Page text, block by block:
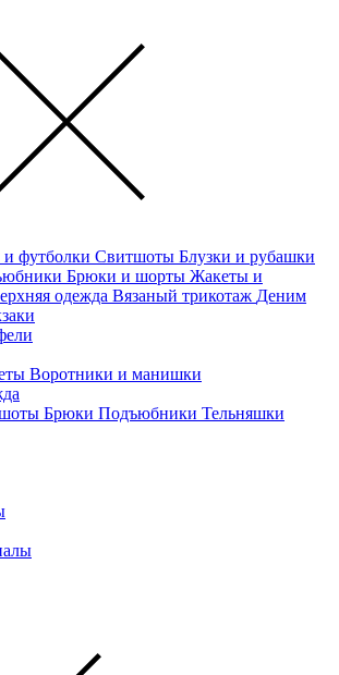
футболки Свитшоты Блузки и рубашки
Брюки и шорты Жакеты и
одежда Вязаный трикотаж Деним
Воротники и манишки
Брюки Подъюбники Тельняшки